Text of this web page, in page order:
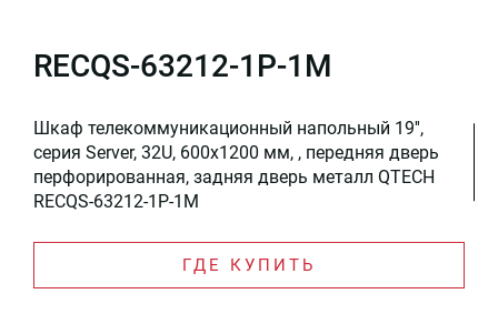
RECQS-63212-1P-1M
Шкаф телекоммуникационный напольный 19'',
серия Server, 32U, 600x1200 мм, , передняя дверь
перфорированная, задняя дверь металл QTECH
RECQS-63212-1P-1M
ГДЕ КУПИТЬ